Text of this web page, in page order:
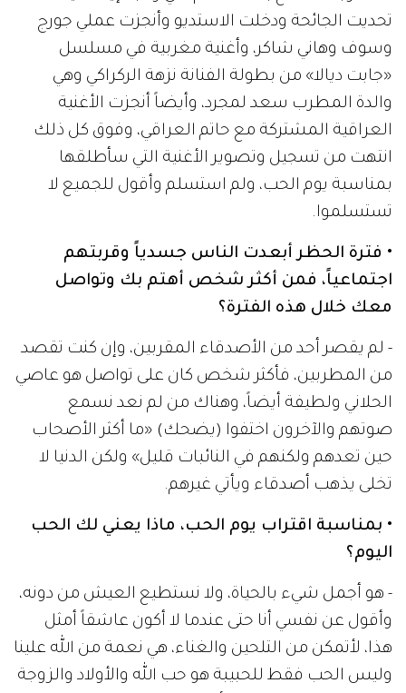
تحديت الجائحة ودخلت الاستديو وأنجزت عملي جورج
وسوف وهاني شاكر، وأغنية مغربية في مسلسل
«جابت ديالا» من بطولة الفنانة نزهة الركراكي وهي
والدة المطرب سعد لمجرد، وأيضاً أنجزت الأغنية
العراقية المشتركة مع حاتم العراقي، وفوق كل ذلك
انتهت من تسجيل وتصوير الأغنية التي سأطلقها
بمناسبة يوم الحب، ولم استسلم وأقول للجميع لا
تستسلموا.
• فترة الحظر أبعدت الناس جسدياً وقربتهم
اجتماعياً، فمن أكثر شخص أهتم بك وتواصل
معك خلال هذه الفترة؟
- لم يقصر أحد من الأصدقاء المقربين، وإن كنت تقصد
من المطربين، فأكثر شخص كان على تواصل هو عاصي
الحلاني ولطيفة أيضاً، وهناك من لم نعد نسمع
صوتهم والآخرون اختفوا (يضحك) «ما أكثر الأصحاب
حين تعدهم ولكنهم في النائبات قليل» ولكن الدنيا لا
تخلى يذهب أصدقاء ويأتي غيرهم.
• بمناسبة اقتراب يوم الحب، ماذا يعني لك الحب
اليوم؟
- هو أجمل شيء بالحياة، ولا نستطيع العيش من دونه،
وأقول عن نفسي أنا حتى عندما لا أكون عاشقاً أمثل
هذا، لأتمكن من التلحين والغناء، هي نعمة من الله علينا
وليس الحب فقط للحبيبة هو حب الله والأولاد والزوجة